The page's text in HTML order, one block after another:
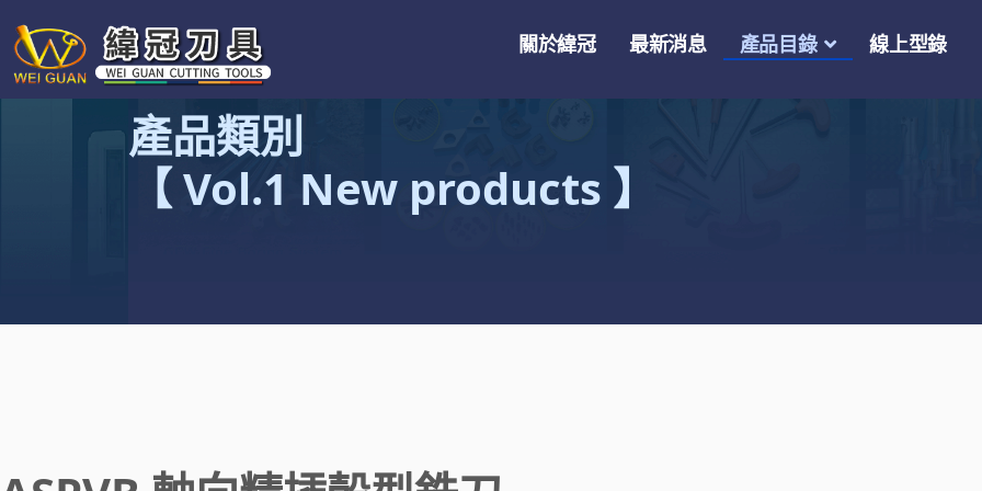
關於緯冠 最新消息 產品目錄 線上型錄
產品類別
【 Vol.1 New products 】